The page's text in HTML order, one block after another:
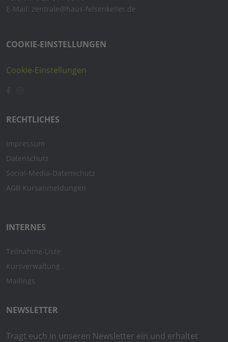
E-Mail: zentrale@haus-felsenkeller.de
COOKIE-EINSTELLUNGEN
Cookie-Einstellungen
RECHTLICHES
Impressum
Datenschutz
Social-Media-Datenschutz
AGB Kursanmeldungen
INTERNES
Teilnahme-Liste
Kursverwaltung
Mailings
NEWSLETTER
Tragt euch in unseren Newsletter ein und erhaltet